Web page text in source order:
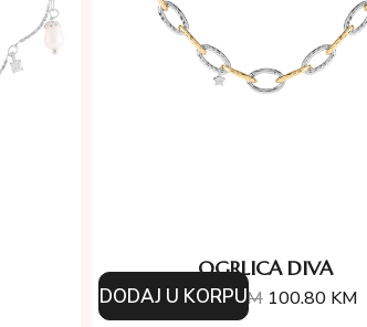
OGRLICA DIVA
144.00KM 100.80 KM
DODAJ U KORPU